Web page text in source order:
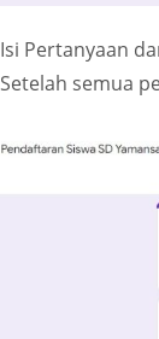
Isi Pertanyaan
Setelah semua